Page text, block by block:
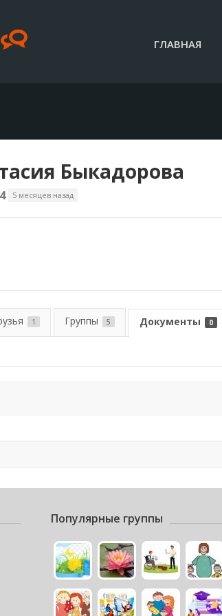
ГЛАВНАЯ
Быкадорова
5 месяцев назад
1 Группы 5 Документы 0
Популярные группы